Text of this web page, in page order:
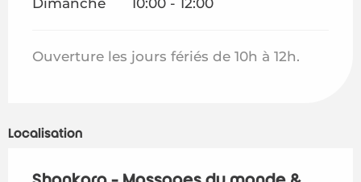
Ouverture les jours fériés de 10h à 12h.
Localisation